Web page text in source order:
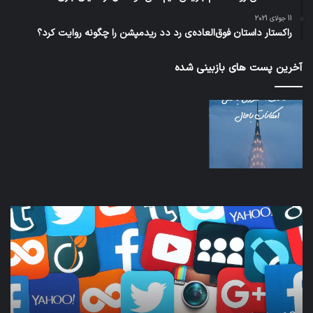
11 جولای 2021
راکستار داستان فوق‌العاده‌ی رد دد ریدمپشن را چگونه روایت کرد؟
آخرین پست های بازبینی شده
نخستین
وسیله
کاملا
خودران
نقلیه
اپل